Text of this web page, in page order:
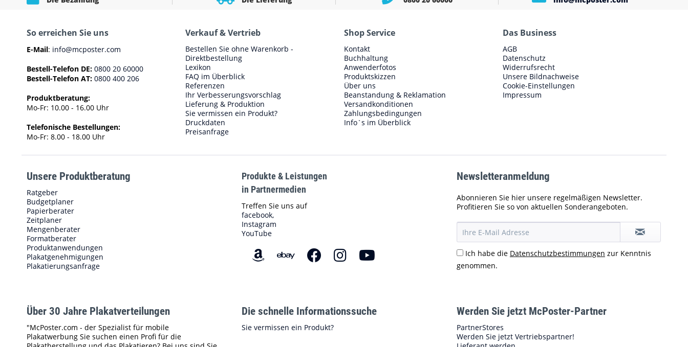
So erreichen Sie uns
E-Mail: info@mcposter.com
Bestell-Telefon DE: 0800 20 60000
Bestell-Telefon AT: 0800 400 206
Produktberatung:
Mo-Fr: 10.00 - 16.00 Uhr
Telefonische Bestellungen:
Mo-Fr: 8.00 - 18.00 Uhr
Verkauf & Vertrieb
Bestellen Sie ohne Warenkorb -
Direktbestellung
Lexikon
FAQ im Überblick
Referenzen
Ihr Verbesserungsvorschlag
Lieferung & Produktion
Sie vermissen ein Produkt?
Druckdaten
Preisanfrage
Shop Service
Kontakt
Buchhaltung
Anwenderfotos
Produktskizzen
Über uns
Beanstandung & Reklamation
Versandkonditionen
Zahlungsbedingungen
Info`s im Überblick
Das Business
AGB
Datenschutz
Widerrufsrecht
Unsere Bildnachweise
Cookie-Einstellungen
Impressum
Unsere Produktberatung
Ratgeber
Budgetplaner
Papierberater
Zeitplaner
Mengenberater
Formatberater
Produktanwendungen
Plakatgenehmigungen
Plakatierungsanfrage
Produkte & Leistungen
in Partnermedien
Treffen Sie uns auf
facebook,
Instagram
YouTube
Newsletteranmeldung
Abonnieren Sie hier unsere regelmäßigen Newsletter.
Profitieren Sie so von aktuellen Sonderangeboten.
Ich habe die Datenschutzbestimmungen zur Kenntnis
genommen.
Über 30 Jahre Plakatverteilungen
"McPoster.com - der Spezialist für mobile
Plakatwerbung Sie suchen einen Profi für die
Die schnelle Informationssuche
Sie vermissen ein Produkt?
Werden Sie jetzt McPoster-Partner
PartnerStores
Werden Sie jetzt Vertriebspartner!